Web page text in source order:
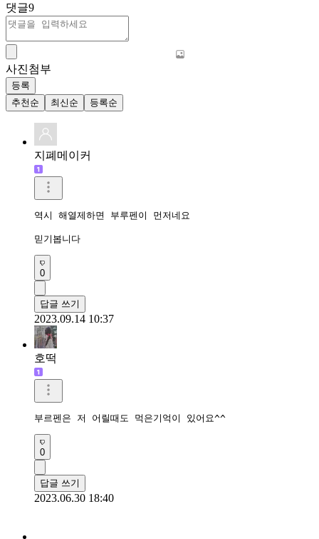
댓글9
사진첨부
등록
추천순
최신순 등록순
지폐메이커
역시 해열제하면 부루펜이 먼저네요
믿기봅니다
0
답글 쓰기
2023.09.14 10:37
호떡
부르펜은 저 어릴때도 먹은기억이 있어요^^
0
답글 쓰기
2023.06.30 18:40